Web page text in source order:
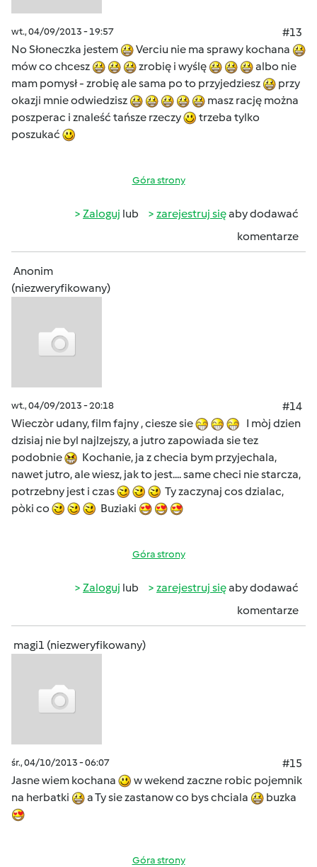
wt., 04/09/2013 - 19:57
#13
No Słoneczka jestem
Verciu nie ma sprawy kochana
mów co chcesz
zrobię i wyślę
albo nie
mam pomysł - zrobię ale sama po to przyjedziesz
przy
okazji mnie odwiedzisz
masz rację można
poszperac i znaleść tańsze rzeczy
trzeba tylko
poszukać
Góra strony
Zaloguj lub zarejestruj sięaby dodawać
komentarze
Anonim
(niezweryfikowany)
wt., 04/09/2013 - 20:18
#14
Wieczòr udany, film fajny , ciesze sie
I mòj dzien
dzisiaj nie byl najlzejszy, a jutro zapowiada sie tez
podobnie
Kochanie, ja z checia bym przyjechala,
nawet jutro, ale wiesz, jak to jest.... same checi nie starcza,
potrzebny jest i czas
Ty zaczynaj cos dzialac,
pòki co
Buziaki
Góra strony
Zaloguj lub zarejestruj sięaby dodawać
komentarze
magi1 (niezweryfikowany)
śr., 04/10/2013 - 06:07
#15
Jasne wiem kochana
w wekend zaczne robic pojemnik
na herbatki
a Ty sie zastanow co bys chciala buzka
Góra strony